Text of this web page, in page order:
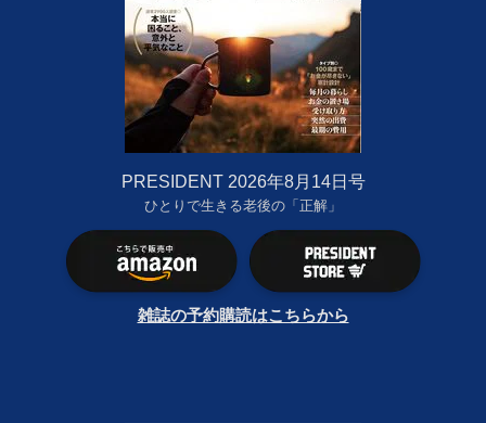
PRESIDENT 2026年8月14日号
ひとりで生きる老後の「正解」
雑誌の予約購読はこちらから